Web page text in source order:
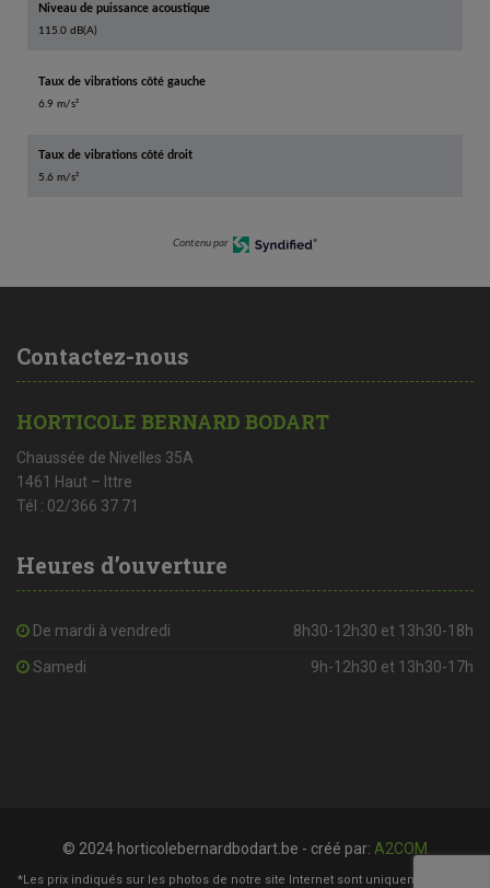
Niveau de puissance acoustique
115.0 dB(A)
Taux de vibrations côté gauche
6.9 m/s²
Taux de vibrations côté droit
5.6 m/s²
Contenu par
Contactez-nous
HORTICOLE BERNARD BODART
Chaussée de Nivelles 35A
1461 Haut – Ittre
Tél : 02/366 37 71
Heures d’ouverture
De mardi à vendredi 8h30-12h30 et 13h30-18h
Samedi 9h-12h30 et 13h30-17h
© 2024 horticolebernardbodart.be - créé par: A2COM
*Les prix indiqués sur les photos de notre site Internet sont uniquement à titre